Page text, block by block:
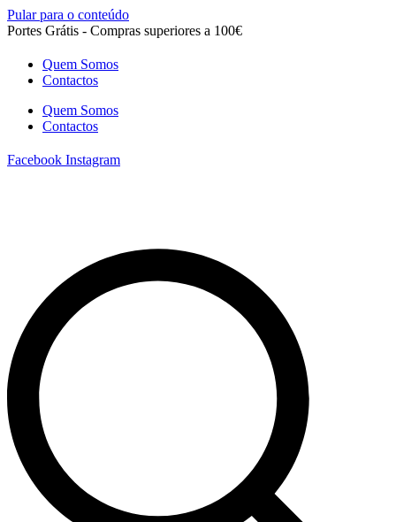
Pular para o conteúdo
Portes Grátis - Compras superiores a 100€
Quem Somos
Contactos
Quem Somos
Contactos
Facebook Instagram